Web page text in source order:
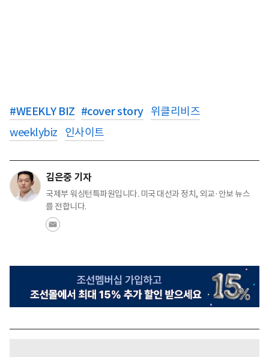
#WEEKLY BIZ #cover story 위클리비즈
weeklybiz
인사이트
김은중 기자
국제부 워싱턴특파원입니다. 미국 대선과 정치, 외교·안보 뉴스
를 전합니다.